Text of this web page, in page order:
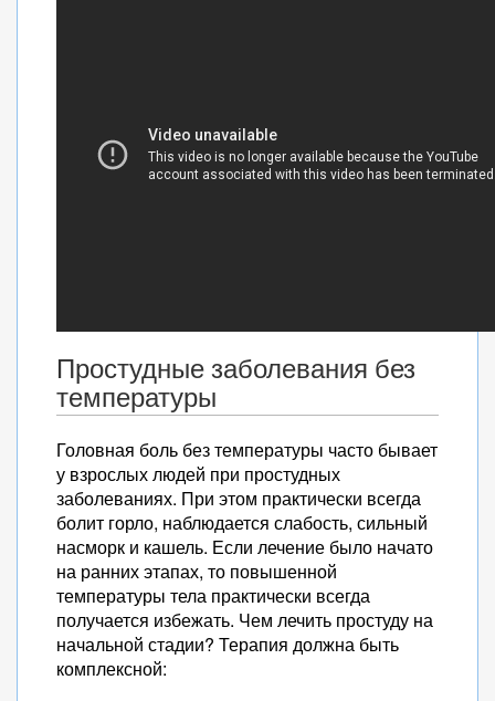
Простудные заболевания без
температуры
Головная боль без температуры часто бывает
у взрослых людей при простудных
заболеваниях. При этом практически всегда
болит горло, наблюдается слабость, сильный
насморк и кашель. Если лечение было начато
на ранних этапах, то повышенной
температуры тела практически всегда
получается избежать. Чем лечить простуду на
начальной стадии? Терапия должна быть
комплексной: